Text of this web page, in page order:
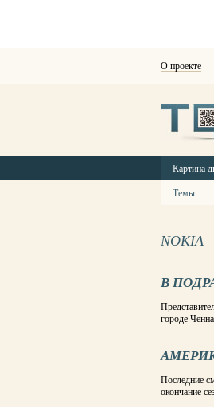
О проекте
Картина
Темы:
NOKIA
В
городе
Последние
окончание